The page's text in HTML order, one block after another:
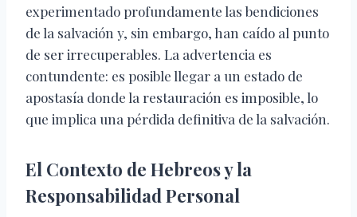
experimentado profundamente las bendiciones
de la salvación y, sin embargo, han caído al punto
de ser irrecuperables. La advertencia es
contundente: es posible llegar a un estado de
apostasía donde la restauración es imposible, lo
que implica una pérdida definitiva de la salvación.
El Contexto de Hebreos y la
Responsabilidad Personal